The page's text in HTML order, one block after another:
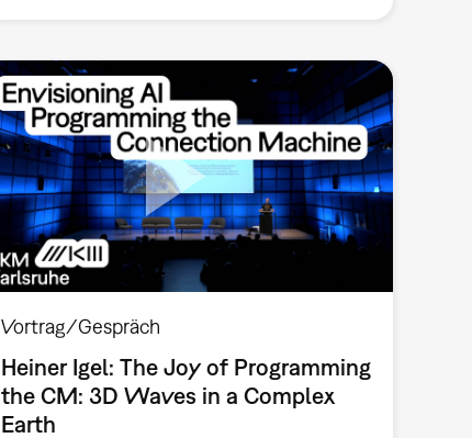
Vortrag/Gespräch
Heiner Igel: The Joy of Programming
the CM: 3D Waves in a Complex
Earth